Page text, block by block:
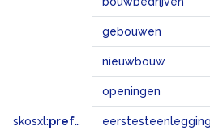
gebouwen
nieuwbouw
openingen
skosxl:prefLabel